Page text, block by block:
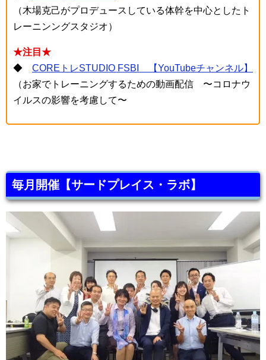
（木場克己がプロデュースしている体幹を中心としたト
レーニンングスタジオ）
★注目★
◆ COREトレSTUDIO FSBI 【YouTubeチャンネル】
（お家でトレーニングするための動画配信 〜コロナウ
イルスの影響を考慮して〜
毎月開催【サードプレイス・ラボ】